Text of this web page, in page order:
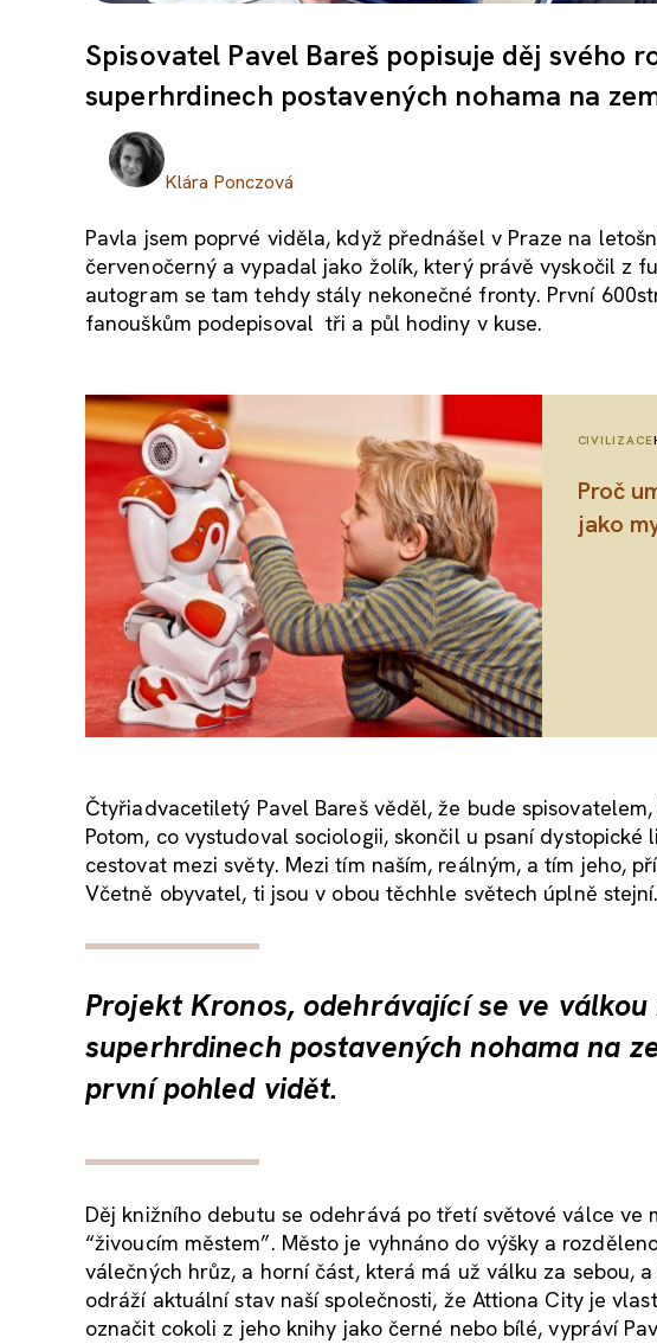
Spisovatel Pavel Bareš popisuje děj svého
superhrdinech postavených nohama na
Klára Ponczová
Pavla jsem poprvé viděla, když přednášel v Praze na
červenočerný a vypadal jako žolík, který právě vyskočil z
autogram se tam tehdy stály nekonečné fronty. První
fanouškům podepisoval tři a půl hodiny v kuse.
CIVILIZACE
Proč
jako
Čtyřiadvacetiletý Pavel Bareš věděl, že bude
Potom, co vystudoval sociologii, skončil u psaní
cestovat mezi světy. Mezi tím naším, reálným, a tím jeho,
Včetně obyvatel, ti jsou v obou těchhle světech úplně stejní.
Projekt Kronos, odehrávající se ve
superhrdinech postavených nohama na
první pohled vidět.
Děj knižního debutu se odehrává po třetí světové válce ve
“živoucím městem”. Město je vyhnáno do výšky a
válečných hrůz, a horní část, která má už válku za sebou,
odráží aktuální stav naší společnosti, že Attiona City je
označit cokoli z jeho knihy jako černé nebo bílé, vypráví